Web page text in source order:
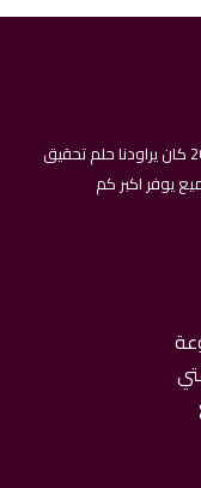
كانت دومًا احلامنا للهواة كبيرة , فمنذ عام 2015 كان يراودنا حلم تحقيق
يوفر اكبر كم